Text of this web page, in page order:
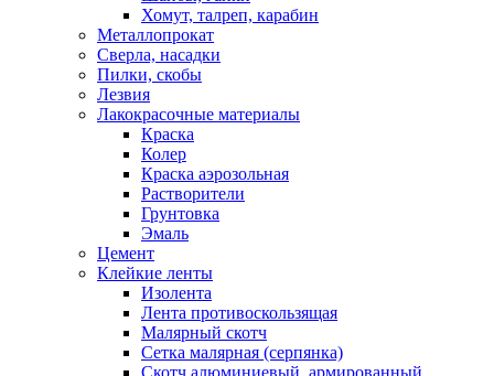
Хомут, талреп, карабин
Металлопрокат
Сверла, насадки
Пилки, скобы
Лезвия
Лакокрасочные материалы
Краска
Колер
Краска аэрозольная
Растворители
Грунтовка
Эмаль
Цемент
Клейкие ленты
Изолента
Лента противоскользящая
Малярный скотч
Сетка малярная (серпянка)
Скотч алюминиевый, армированный